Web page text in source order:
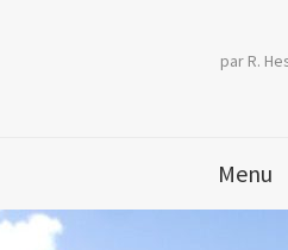
par R.
Menu